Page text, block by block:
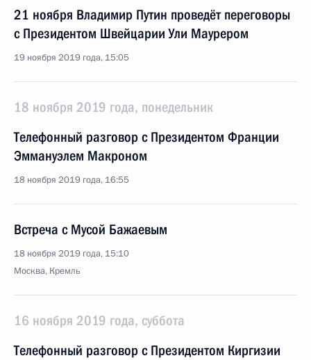
21 ноября Владимир Путин проведёт переговоры
с Президентом Швейцарии Ули Маурером
19 ноября 2019 года, 15:05
18 ноября 2019 года, понедельник
Телефонный разговор с Президентом Франции
Эммануэлем Макроном
18 ноября 2019 года, 16:55
Встреча с Мусой Бажаевым
18 ноября 2019 года, 15:10
Москва, Кремль
16 ноября 2019 года, суббота
Телефонный разговор с Президентом Киргизии